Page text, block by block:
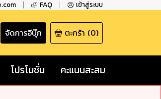
FAQ เข้าสู่ระบบ
จัดการอีบุ๊ก ตะกร้า (0)
โปรโมชั่น คะแนนสะสม